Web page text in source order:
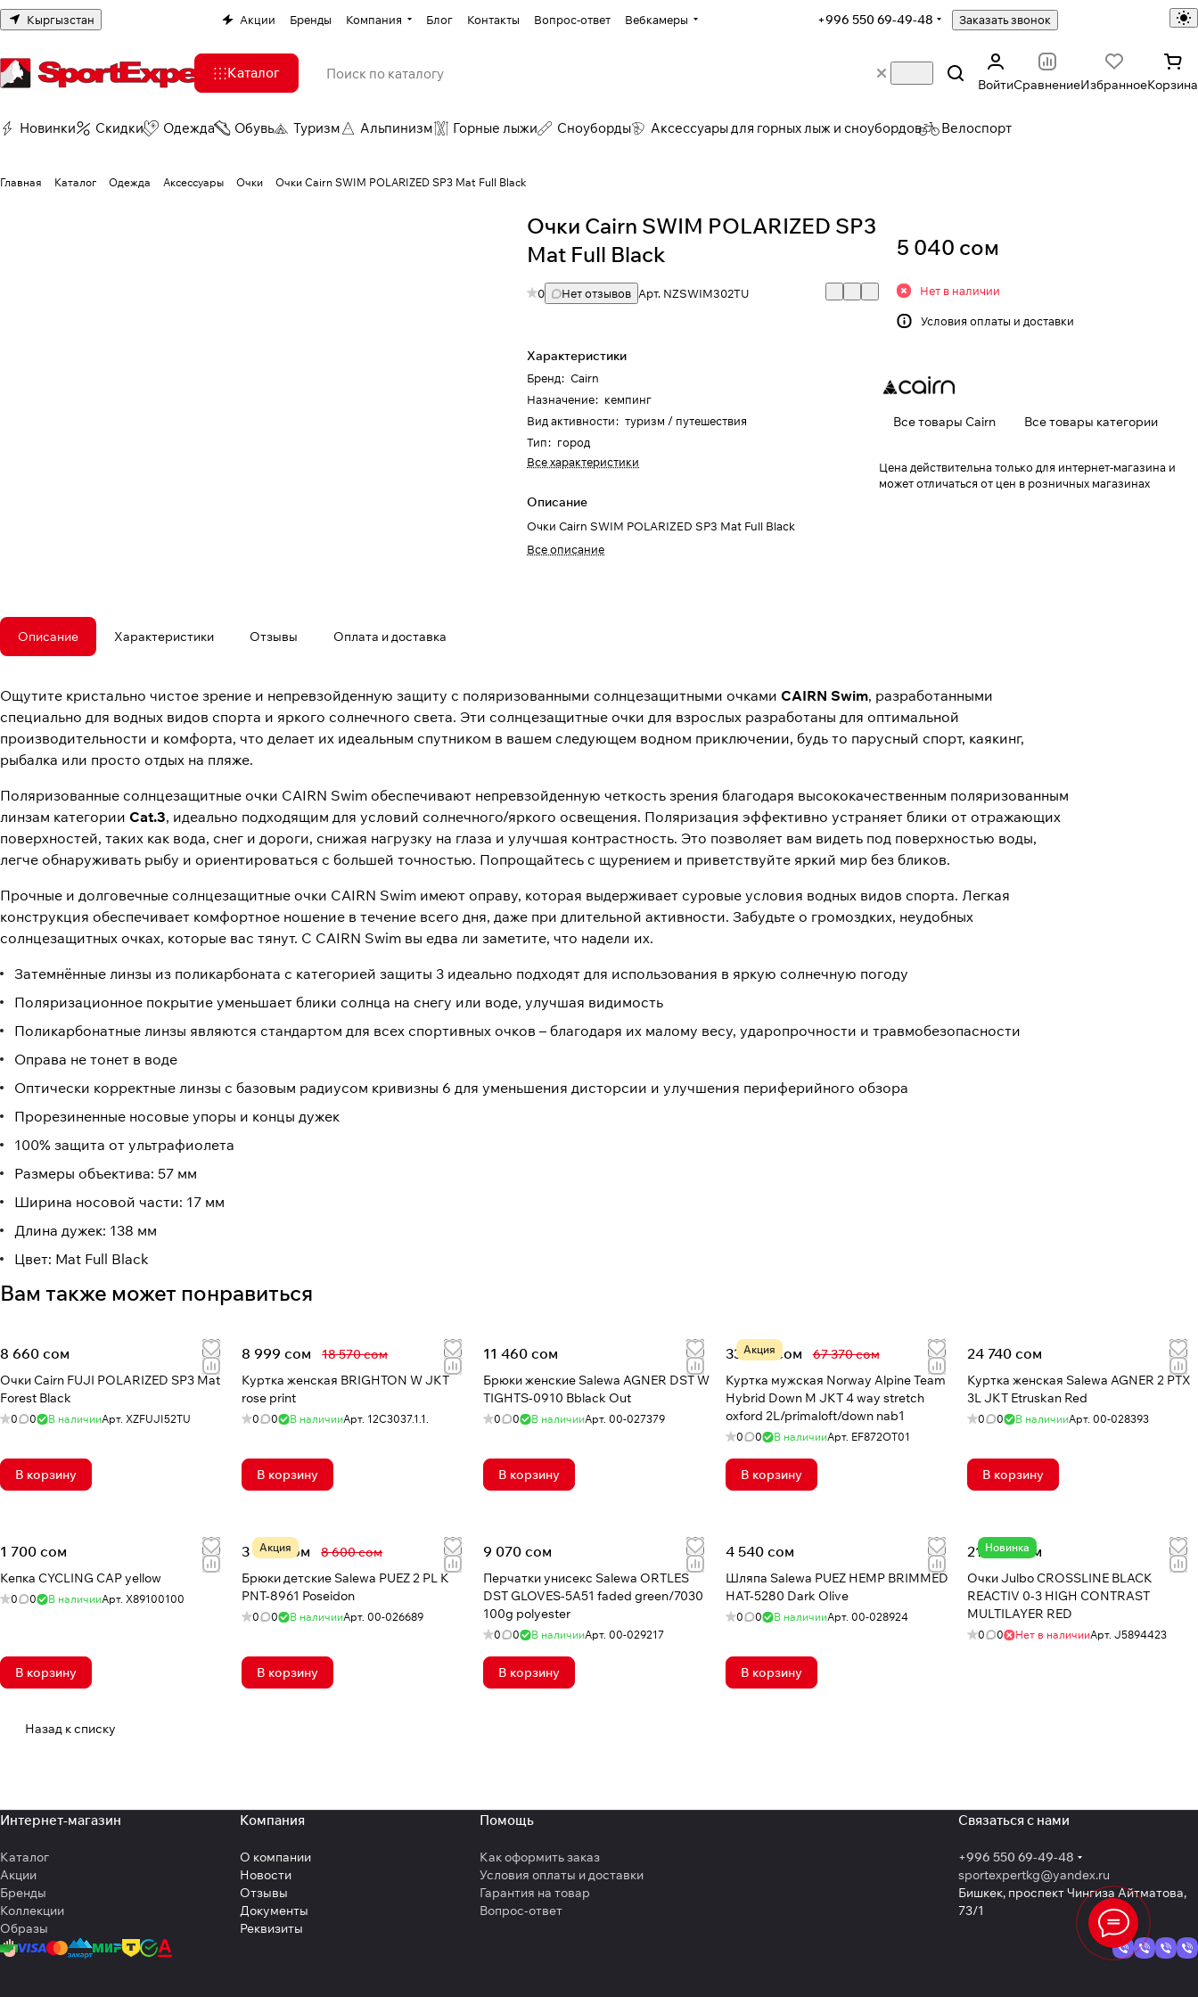
Кыргызстан Акции Бренды Компания Блог Контакты Вопрос-ответ Вебкамеры +996 550 69-49-48 Заказать звонок
Каталог
ВойтиСравнениеИзбранноеКорзина
Новинки Скидки Одежда Обувь Туризм Альпинизм Горные лыжи Сноуборды Аксессуары для горных лыж и сноубордов Велоспорт
Главная Каталог Одежда Аксессуары Очки Очки Cairn SWIM POLARIZED SP3 Mat Full Black
Очки Cairn SWIM POLARIZED SP3
Mat Full Black
0 Нет отзывов Арт. NZSWIM302TU
Характеристики
Бренд: Cairn
Назначение: кемпинг
Вид активности: туризм / путешествия
Тип: город
Все характеристики
Описание
Очки Cairn SWIM POLARIZED SP3 Mat Full Black
Все описание
5 040 сом
Нет в наличии
Условия оплаты и доставки
Все товары Cairn Все товары категории
Цена действительна только для интернет-магазина и
может отличаться от цен в розничных магазинах
Описание Характеристики Отзывы Оплата и доставка
Ощутите кристально чистое зрение и непревзойденную защиту с поляризованными солнцезащитными очками CAIRN Swim, разработанными
специально для водных видов спорта и яркого солнечного света. Эти солнцезащитные очки для взрослых разработаны для оптимальной
производительности и комфорта, что делает их идеальным спутником в вашем следующем водном приключении, будь то парусный спорт, каякинг,
рыбалка или просто отдых на пляже.
Поляризованные солнцезащитные очки CAIRN Swim обеспечивают непревзойденную четкость зрения благодаря высококачественным поляризованным
линзам категории Cat.3, идеально подходящим для условий солнечного/яркого освещения. Поляризация эффективно устраняет блики от отражающих
поверхностей, таких как вода, снег и дороги, снижая нагрузку на глаза и улучшая контрастность. Это позволяет вам видеть под поверхностью воды,
легче обнаруживать рыбу и ориентироваться с большей точностью. Попрощайтесь с щурением и приветствуйте яркий мир без бликов.
Прочные и долговечные солнцезащитные очки CAIRN Swim имеют оправу, которая выдерживает суровые условия водных видов спорта. Легкая
конструкция обеспечивает комфортное ношение в течение всего дня, даже при длительной активности. Забудьте о громоздких, неудобных
солнцезащитных очках, которые вас тянут. С CAIRN Swim вы едва ли заметите, что надели их.
Затемнённые линзы из поликарбоната с категорией защиты 3 идеально подходят для использования в яркую солнечную погоду
Поляризационное покрытие уменьшает блики солнца на снегу или воде, улучшая видимость
Поликарбонатные линзы являются стандартом для всех спортивных очков – благодаря их малому весу, ударопрочности и травмобезопасности
Оправа не тонет в воде
Оптически корректные линзы с базовым радиусом кривизны 6 для уменьшения дисторсии и улучшения периферийного обзора
Прорезиненные носовые упоры и концы дужек
100% защита от ультрафиолета
Размеры объектива: 57 мм
Ширина носовой части: 17 мм
Длина дужек: 138 мм
Цвет: Mat Full Black
Вам также может понравиться
8 660 сом
Очки Cairn FUJI POLARIZED SP3 Mat
Forest Black
0 0 В наличииАрт. XZFUJI52TU
В корзину
8 999 сом
18 570 сом
Куртка женская BRIGHTON W JKT
rose print
0 0 В наличииАрт. 12C3037.1.1.
В корзину
11 460 сом
Брюки женские Salewa AGNER DST W
TIGHTS-0910 Bblack Out
0 0 В наличииАрт.00-027379
В корзину
Акция
33 089 сом
67 370 сом
Куртка мужская Norway Alpine Team
Hybrid Down M JKT 4 way stretch
oxford 2L/primaloft/down nab1
0 0 В наличииАрт. EF872OT01
В корзину
24 740 сом
Куртка женская Salewa AGNER 2 PTX
3L JKT Etruskan Red
0 0 В наличииАрт. 00-028393
В корзину
1 700 сом
Кепка CYCLING CAP yellow
0 0 В наличииАрт. X89100100
В корзину
Акция
3 844 сом
8 600 сом
Брюки детские Salewa PUEZ 2 PL K
PNT-8961 Poseidon
0 0 В наличииАрт.00-026689
В корзину
9 070 сом
Перчатки унисекс Salewa ORTLES
DST GLOVES-5A51 faded green/7030
100g polyester
0 0 В наличииАрт.00-029217
В корзину
4 540 сом
Шляпа Salewa PUEZ HEMP BRIMMED
HAT-5280 Dark Olive
0 0 В наличииАрт. 00-028924
В корзину
Новинка
21 030 сом
Очки Julbo CROSSLINE BLACK
REACTIV 0-3 HIGH CONTRAST
MULTILAYER RED
0 0 Нет в наличииАрт. J5894423
Назад к списку
Интернет-магазин
Каталог
Акции
Бренды
Коллекции
Образы
Компания
О компании
Новости
Отзывы
Документы
Реквизиты
Помощь
Как оформить заказ
Условия оплаты и доставки
Гарантия на товар
Вопрос-ответ
Связаться с нами
+996 550 69-49-48
sportexpertkg@yandex.ru
Бишкек, проспект Чингиза Айтматова,
73/1